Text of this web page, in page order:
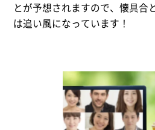
とが予想されますので、懐具合
は追い風になっています！